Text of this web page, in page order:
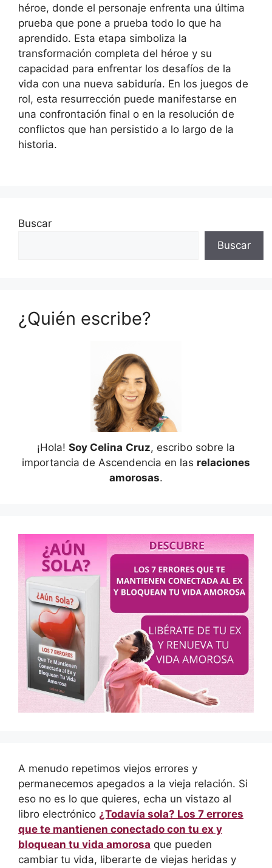
héroe, donde el personaje enfrenta una última
prueba que pone a prueba todo lo que ha
aprendido. Esta etapa simboliza la
transformación completa del héroe y su
capacidad para enfrentar los desafíos de la
vida con una nueva sabiduría. En los juegos de
rol, esta resurrección puede manifestarse en
una confrontación final o en la resolución de
conflictos que han persistido a lo largo de la
historia.
Buscar
Buscar
¿Quién escribe?
¡Hola! Soy Celina Cruz, escribo sobre la
importancia de Ascendencia en las relaciones
amorosas.
A menudo repetimos viejos errores y
permanecemos apegados a la vieja relación. Si
eso no es lo que quieres, echa un vistazo al
libro electrónico ¿Todavía sola? Los 7 errores
que te mantienen conectado con tu ex y
bloquean tu vida amorosa que pueden
cambiar tu vida, liberarte de viejas heridas y